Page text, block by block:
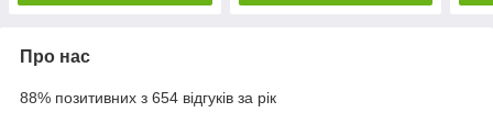
Про нас
88% позитивних з 654 відгуків за рік